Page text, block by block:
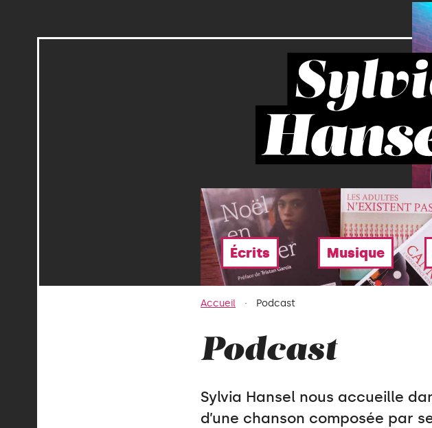
Écrits Musique
Accueil Podcast
Podcast
Sylvia Hansel nous accueille
d’une chanson composée par